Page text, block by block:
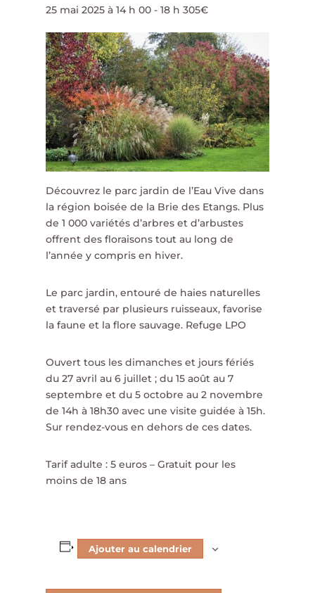
25 mai 2025 à 14 h 00- 18 h 305€
Découvrez le parc jardin de l’Eau Vive dans
la région boisée de la Brie des Etangs. Plus
de 1 000 variétés d’arbres et d’arbustes
offrent des floraisons tout au long de
l’année y compris en hiver.
Le parc jardin, entouré de haies naturelles
et traversé par plusieurs ruisseaux, favorise
la faune et la flore sauvage. Refuge LPO
Ouvert tous les dimanches et jours fériés
du 27 avril au 6 juillet ; du 15 août au 7
septembre et du 5 octobre au 2 novembre
de 14h à 18h30 avec une visite guidée à 15h.
Sur rendez-vous en dehors de ces dates.
Tarif adulte : 5 euros – Gratuit pour les
moins de 18 ans
Ajouter au calendrier